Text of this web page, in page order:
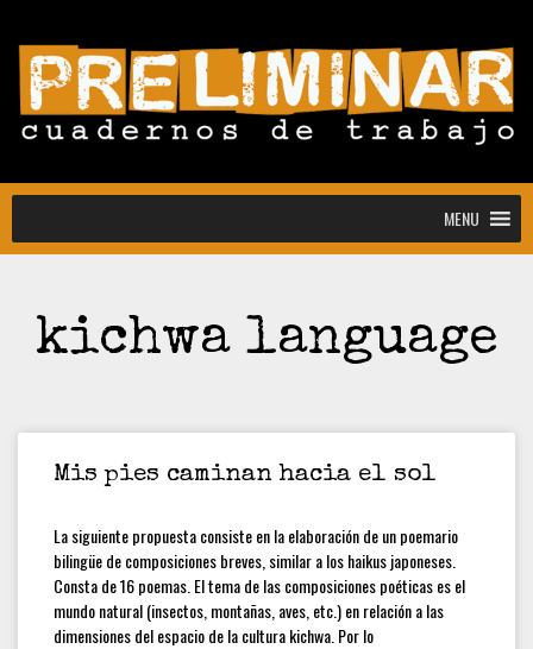
MENU
Convocatoria abierta para la colección
Estudiantes
Cuadernos de Trabajo: colección
[CONVOCATORIA CERRADA]
Convocatoria Preliminar: 3ra
Convocatoria abierta, colección
estudiantes y docentes
Hamilton Rodríguez
MENU
kichwa language
Mis pies caminan hacia el sol
La siguiente propuesta consiste en la elaboración de un poemario
bilingüe de composiciones breves, similar a los haikus japoneses.
Consta de 16 poemas. El tema de las composiciones poéticas es el
mundo natural (insectos, montañas, aves, etc.) en relación a las
dimensiones del espacio de la cultura kichwa. Por lo